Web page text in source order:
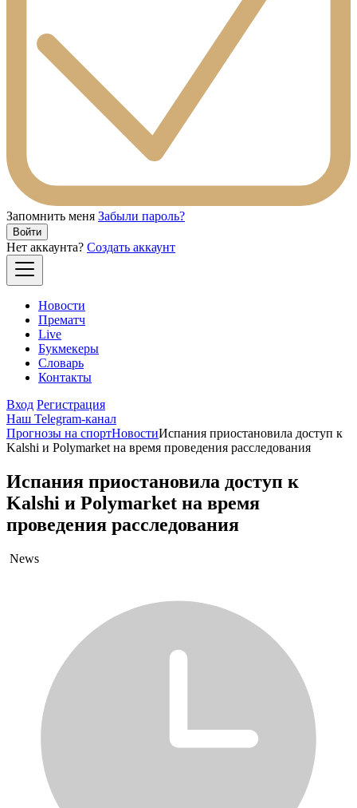
Запомнить меня Забыли пароль?
Войти
Нет аккаунта? Создать аккаунт
Новости
Прематч
Live
Букмекеры
Словарь
Контакты
Вход Регистрация
Наш Telegram-канал
Прогнозы на спортНовостиИспания приостановила доступ к
Kalshi и Polymarket на время проведения расследования
Испания приостановила доступ к
Kalshi и Polymarket на время
проведения расследования
News